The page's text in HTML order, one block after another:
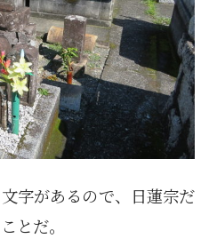
字があるので、日蓮宗だ
とだ。